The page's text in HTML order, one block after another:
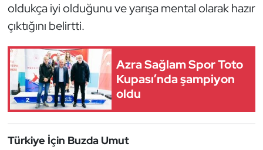
oldukça iyi olduğunu ve yarışa mental olarak hazır
çıktığını belirtti.
Azra Sağlam Spor Toto
Kupası’nda şampiyon
oldu
Türkiye İçin Buzda Umut
Kayak
Kempo
Kick Boks
Kürek
Masa Tenisi